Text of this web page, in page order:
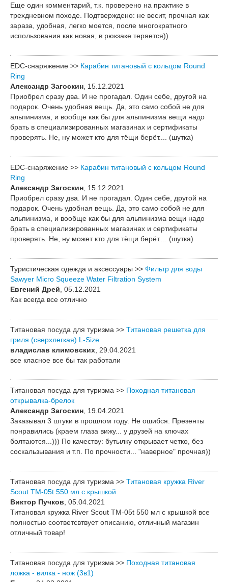
Еще один комментарий, т.к. проверено на практике в
трехдневном походе. Подтверждено: не весит, прочная как
зараза, удобная, легко моется, после многократного
использования как новая, в рюкзаке теряется))
EDC-снаряжение >> Карабин титановый с кольцом Round
Ring
Александр Загоскин, 15.12.2021
Приобрел сразу два. И не прогадал. Один себе, другой на
подарок. Очень удобная вещь. Да, это само собой не для
альпинизма, и вообще как бы для альпинизма вещи надо
брать в специализированных магазинах и сертификаты
проверять. Не, ну может кто для тёщи берёт.... (шутка)
EDC-снаряжение >> Карабин титановый с кольцом Round
Ring
Александр Загоскин, 15.12.2021
Приобрел сразу два. И не прогадал. Один себе, другой на
подарок. Очень удобная вещь. Да, это само собой не для
альпинизма, и вообще как бы для альпинизма вещи надо
брать в специализированных магазинах и сертификаты
проверять. Не, ну может кто для тёщи берёт.... (шутка)
Туристическая одежда и аксессуары >> Фильтр для воды
Sawyer Micro Squeeze Water Filtration System
Евгений Дрей, 05.12.2021
Как всегда все отлично
Титановая посуда для туризма >> Титановая решетка для
гриля (сверхлегкая) L-Size
владислав климовских, 29.04.2021
все класное все бы так работали
Титановая посуда для туризма >> Походная титановая
открывалка-брелок
Александр Загоскин, 19.04.2021
Заказывал 3 штуки в прошлом году. Не ошибся. Презенты
понравились (краем глаза вижу... у друзей на ключах
болтаются...))) По качеству: бутылку открывает четко, без
соскальзывания и т.п. По прочности... "наверное" прочная))
Титановая посуда для туризма >> Титановая кружка River
Scout TM-05t 550 мл c крышкой
Виктор Пучков, 05.04.2021
Титановая кружка River Scout TM-05t 550 мл c крышкой все
полностью соответсвтвует описанию, отличный магазин
отличный товар!
Титановая посуда для туризма >> Походная титановая
ложка - вилка - нож (3в1)